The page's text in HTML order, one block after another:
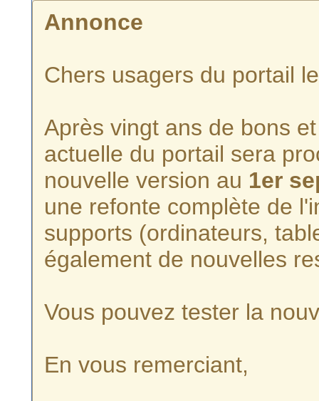
Annonce
Chers usagers du portail
Après vingt ans de bons
actuelle du portail sera
nouvelle version au 1er
une refonte complète de
supports (ordinateurs,
également de nouvelles
Vous pouvez tester la
En vous remerciant,